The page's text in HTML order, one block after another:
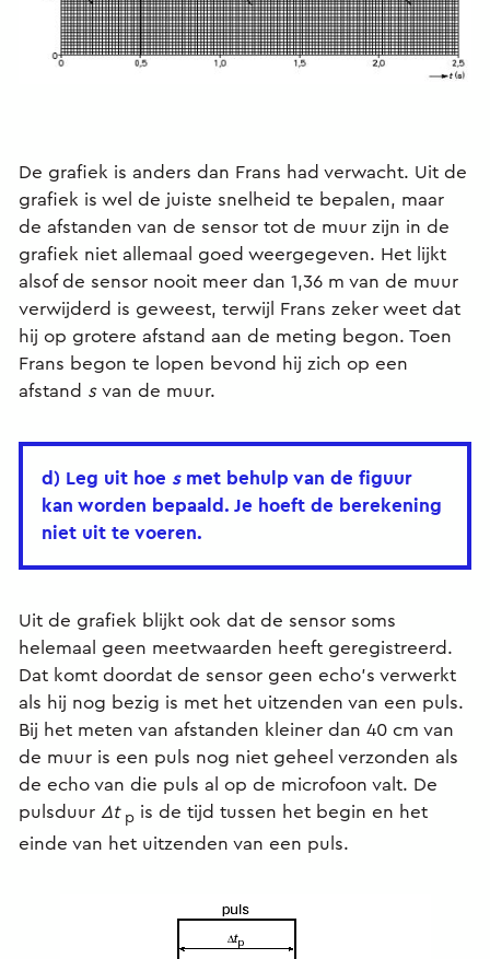
De grafiek is anders dan Frans had verwacht. Uit de
grafiek is wel de juiste snelheid te bepalen, maar
de afstanden van de sensor tot de muur zijn in de
grafiek niet allemaal goed weergegeven. Het lijkt
alsof de sensor nooit meer dan 1,36 m van de muur
verwijderd is geweest, terwijl Frans zeker weet dat
hij op grotere afstand aan de meting begon. Toen
Frans begon te lopen bevond hij zich op een
afstand s van de muur.
d) Leg uit hoe smet behulp van de figuur
kan worden bepaald. Je hoeft de berekening
niet uit te voeren.
Uit de grafiek blijkt ook dat de sensor soms
helemaal geen meetwaarden heeft geregistreerd.
Dat komt doordat de sensor geen echo’s verwerkt
als hij nog bezig is met het uitzenden van een puls.
Bij het meten van afstanden kleiner dan 40 cm van
de muur is een puls nog niet geheel verzonden als
de echo van die puls al op de microfoon valt. De
pulsduur Δt p is de tijd tussen het begin en het
einde van het uitzenden van een puls.